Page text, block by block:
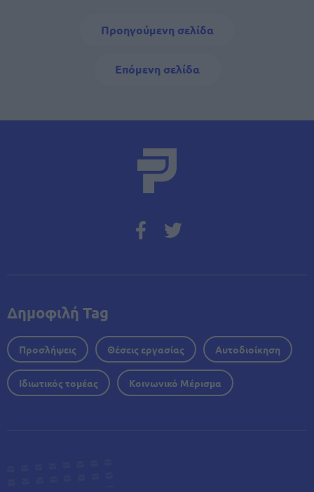
Προηγούμενη σελίδα
Προηγούμενη σελίδα
Next page
Επόμενη σελίδα
Δημοφιλή Tag
Προσλήψεις Θέσεις εργασίας Αυτοδιοίκηση
Ιδιωτικός τομέας Κοινωνικό Μέρισμα